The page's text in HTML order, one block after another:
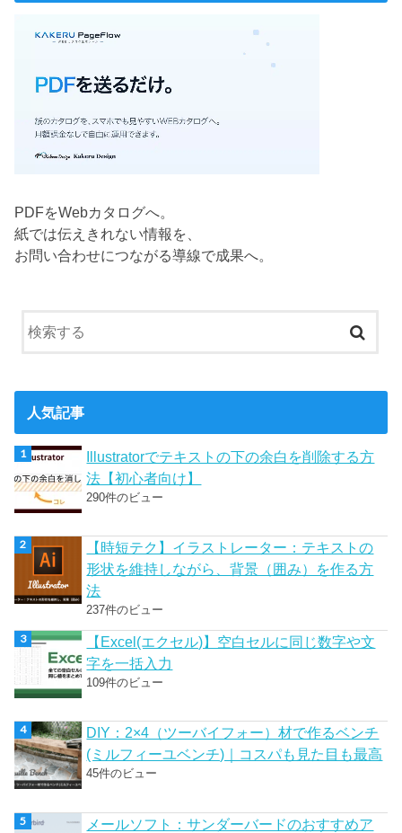
PDFをWebカタログへ。
紙では伝えきれない情報を、
お問い合わせにつながる導線で成果へ。
人気記事
Illustratorでテキストの下の余白を削除する方
法【初心者向け】
290件のビュー
【時短テク】イラストレーター：テキストの
形状を維持しながら、背景（囲み）を作る方
法
237件のビュー
【Excel(エクセル)】空白セルに同じ数字や文
字を一括入力
109件のビュー
DIY：2×4（ツーバイフォー）材で作るベンチ
(ミルフィーユベンチ)｜コスパも見た目も最高
45件のビュー
メールソフト：サンダーバードのおすすめア